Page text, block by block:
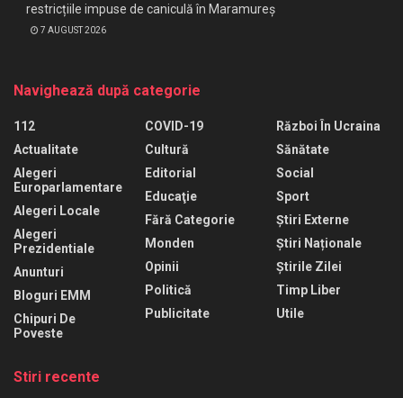
restricțiile impuse de caniculă în Maramureș
7 AUGUST 2026
Navighează după categorie
112
Actualitate
Alegeri
Europarlamentare
Alegeri Locale
Alegeri
Prezidentiale
Anunturi
Bloguri EMM
Chipuri De
Poveste
COVID-19
Cultură
Editorial
Educaţie
Fără Categorie
Monden
Opinii
Politică
Publicitate
Război În Ucraina
Sănătate
Social
Sport
Știri Externe
Știri Naționale
Știrile Zilei
Timp Liber
Utile
Stiri recente